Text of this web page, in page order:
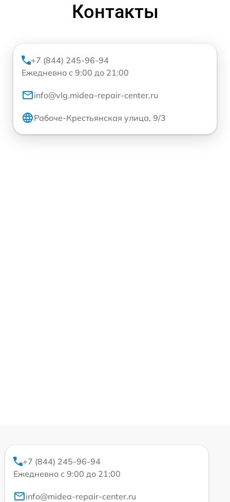
Контакты
+7 (844) 245-96-94
Ежедневно с 9:00 до 21:00
info@vlg.midea-repair-center.ru
Рабоче-Крестьянская улица, 9/3
+7 (844) 245-96-94
Ежедневно с 9:00 до 21:00
info@midea-repair-center.ru